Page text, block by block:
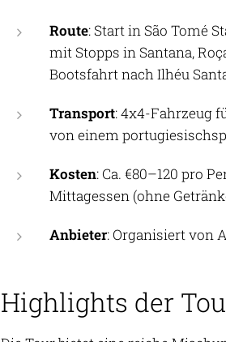
Route: Start in São Tomé
mit Stopps in Santana,
Bootsfahrt nach Ilhéu
Transport: 4x4-Fahrzeug
von einem
Kosten: Ca. €80–120 pro
Mittagessen (ohne
Anbieter: Organisiert von
Highlights der